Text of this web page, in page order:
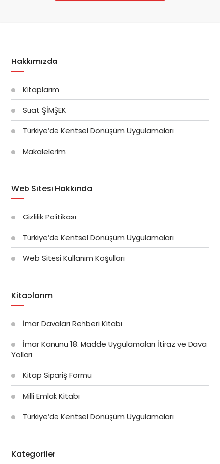
Hakkımızda
Kitaplarım
Suat ŞİMŞEK
Türkiye’de Kentsel Dönüşüm Uygulamaları
Makalelerim
Web Sitesi Hakkında
Gizlilik Politikası
Türkiye’de Kentsel Dönüşüm Uygulamaları
Web Sitesi Kullanım Koşulları
Kitaplarım
İmar Davaları Rehberi Kitabı
İmar Kanunu 18. Madde Uygulamaları İtiraz ve Dava
Yolları
Kitap Sipariş Formu
Milli Emlak Kitabı
Türkiye’de Kentsel Dönüşüm Uygulamaları
Kategoriler